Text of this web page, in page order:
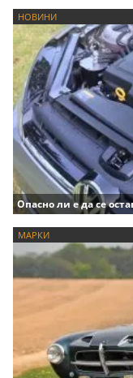
НОВИНИ
Опасно ли е да се
МАРКИ